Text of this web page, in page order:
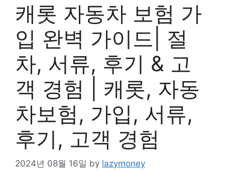
캐롯 자동차 보험 가
입 완벽 가이드| 절
차, 서류, 후기 & 고
객 경험 | 캐롯, 자동
차보험, 가입, 서류,
후기, 고객 경험
2024년 08월 16일 by lazymoney